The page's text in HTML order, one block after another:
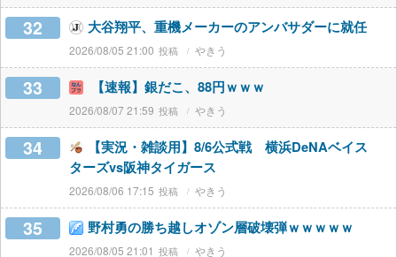
32 大谷翔平、重機メーカーのアンバサダーに就任
2026/08/05 21:00 やきう
33 【速報】銀だこ、88円ｗｗｗ
2026/08/07 21:59 やきう
34
【実況・雑談用】8/6公式戦 横浜DeNAベイス
ターズvs阪神タイガース
2026/08/06 17:15 やきう
35 野村勇の勝ち越しオゾン層破壊弾ｗｗｗｗｗ
2026/08/05 21:01 やきう